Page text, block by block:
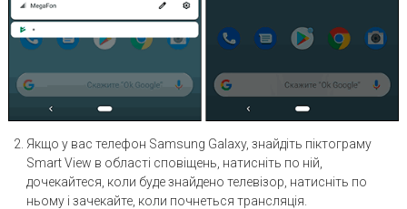
Якщо у вас телефон Samsung Galaxy, знайдіть піктограму
Smart View в області сповіщень, натисніть по ній,
дочекайтеся, коли буде знайдено телевізор, натисніть по
ньому і зачекайте, коли почнеться трансляція.